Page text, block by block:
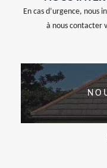
En cas d’urgence, nous
à nous contacter